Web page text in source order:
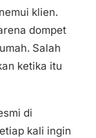
klien.
dompet
Salah
ketika itu
di
kali ingin